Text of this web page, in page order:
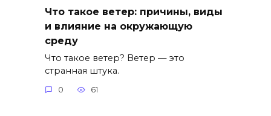
Что такое ветер: причины, виды
и влияние на окружающую
среду
Что такое ветер? Ветер — это
странная штука.
0 61